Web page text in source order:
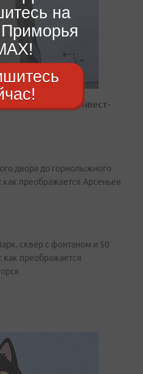
лучших инвест-
двора до горнолыжного
как преображается Арсеньев
сквер с фонтаном и 50
как преображается
на